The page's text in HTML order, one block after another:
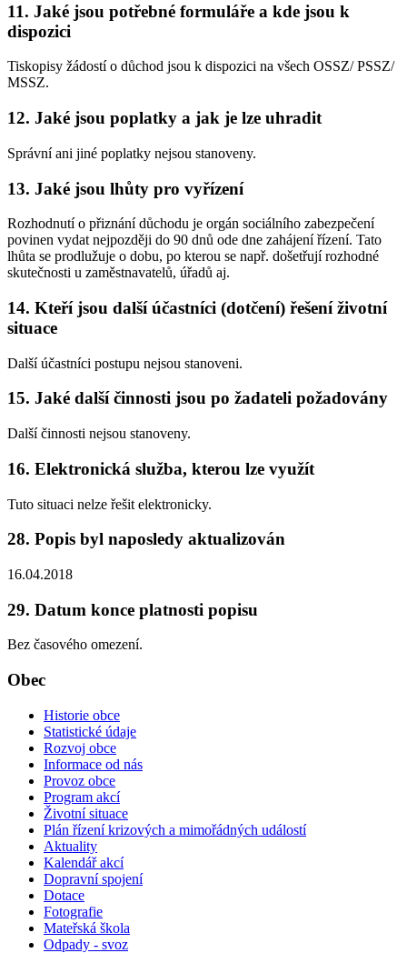
11. Jaké jsou potřebné formuláře a kde jsou k
dispozici
Tiskopisy žádostí o důchod jsou k dispozici na všech OSSZ/ PSSZ/
MSSZ.
12. Jaké jsou poplatky a jak je lze uhradit
Správní ani jiné poplatky nejsou stanoveny.
13. Jaké jsou lhůty pro vyřízení
Rozhodnutí o přiznání důchodu je orgán sociálního zabezpečení
povinen vydat nejpozději do 90 dnů ode dne zahájení řízení. Tato
lhůta se prodlužuje o dobu, po kterou se např. došetřují rozhodné
skutečnosti u zaměstnavatelů, úřadů aj.
14. Kteří jsou další účastníci (dotčení) řešení životní
situace
Další účastníci postupu nejsou stanoveni.
15. Jaké další činnosti jsou po žadateli požadovány
Další činnosti nejsou stanoveny.
16. Elektronická služba, kterou lze využít
Tuto situaci nelze řešit elektronicky.
28. Popis byl naposledy aktualizován
16.04.2018
29. Datum konce platnosti popisu
Bez časového omezení.
Obec
Historie obce
Statistické údaje
Rozvoj obce
Informace od nás
Provoz obce
Program akcí
Životní situace
Plán řízení krizových a mimořádných událostí
Aktuality
Kalendář akcí
Dopravní spojení
Dotace
Fotografie
Mateřská škola
Odpady - svoz